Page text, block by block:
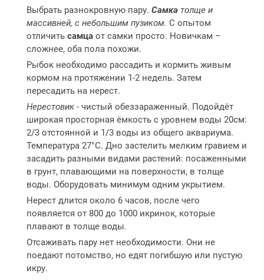
Выбрать разнокровную пару. Самка толще и
массивней, с небольшим пузиком. С опытом
отличить самца от самки просто. Новичкам –
сложнее, оба пола похожи.
Рыбок необходимо рассадить и кормить живым
кормом на протяжении 1-2 недель. Затем
пересадить на нерест.
Нерестовик - чистый обеззараженный. Подойдёт
широкая просторная ёмкость с уровнем воды 20см:
2/3 отстоянной и 1/3 воды из общего аквариума.
Температура 27°С. Дно застелить мелким гравием и
засадить разными видами растений: посаженными
в грунт, плавающими на поверхности, в толще
воды. Оборудовать минимум одним укрытием.
Нерест длится около 6 часов, после чего
появляется от 800 до 1000 икринок, которые
плавают в толще воды.
Отсаживать пару нет необходимости. Они не
поедают потомство, но едят погибшую или пустую
икру.